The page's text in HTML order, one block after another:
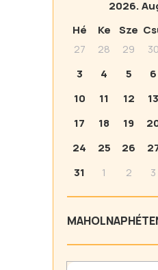
2026.
Hé
Ke Sze
27
28 29 30
3
4 5 6
10
11 12 13
17
18 19
24
25 26
31
1 2 3
MAHOLNAP